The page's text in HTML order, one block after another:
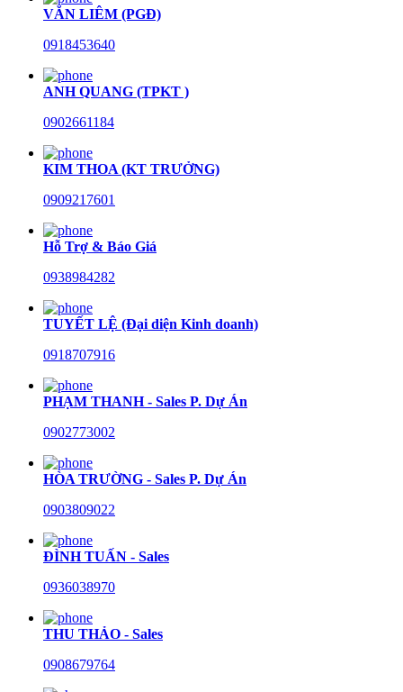
VĂN LIÊM (PGĐ)
0918453640
ANH QUANG (TPKT )
0902661184
KIM THOA (KT TRƯỞNG)
0909217601
Hỗ Trợ & Báo Giá
0938984282
TUYẾT LỆ (Đại diện Kinh doanh)
0918707916
PHẠM THANH - Sales P. Dự Án
0902773002
HÒA TRƯỜNG - Sales P. Dự Án
0903809022
ĐÌNH TUẤN - Sales
0936038970
THU THẢO - Sales
0908679764